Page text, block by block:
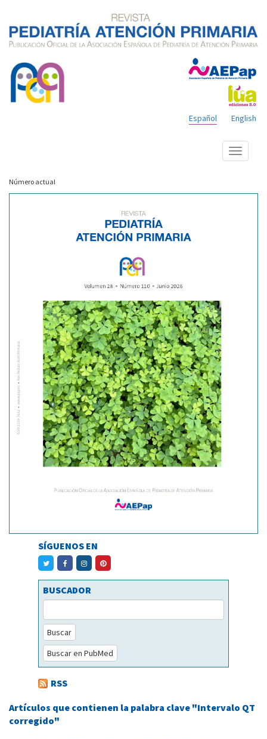
English
Español
Mostrar
menú
Número actual
SÍGUENOS EN
BUSCADOR
Buscar
Buscar en PubMed
RSS
Artículos que contienen la palabra clave "Intervalo QT
corregido"